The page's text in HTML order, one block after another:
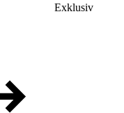
Exklusiv